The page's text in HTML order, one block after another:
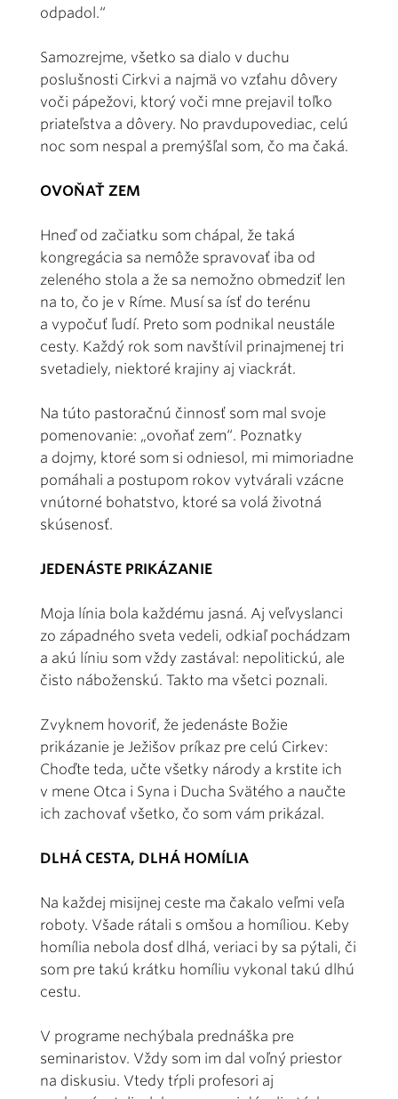
odpadol.“
Samozrejme, všetko sa dialo v duchu
poslušnosti Cirkvi a najmä vo vzťahu dôvery
voči pápežovi, ktorý voči mne prejavil toľko
priateľstva a dôvery. No pravdupovediac, celú
noc som nespal a premýšľal som, čo ma čaká.
OVOŇAŤ ZEM
Hneď od začiatku som chápal, že taká
kongregácia sa nemôže spravovať iba od
zeleného stola a že sa nemožno obmedziť len
na to, čo je v Ríme. Musí sa ísť do terénu
a vypočuť ľudí. Preto som podnikal neustále
cesty. Každý rok som navštívil prinajmenej tri
svetadiely, niektoré krajiny aj viackrát.
Na túto pastoračnú činnosť som mal svoje
pomenovanie: „ovoňať zem“. Poznatky
a dojmy, ktoré som si odniesol, mi mimoriadne
pomáhali a postupom rokov vytvárali vzácne
vnútorné bohatstvo, ktoré sa volá životná
skúsenosť.
JEDENÁSTE PRIKÁZANIE
Moja línia bola každému jasná. Aj veľvyslanci
zo západného sveta vedeli, odkiaľ pochádzam
a akú líniu som vždy zastával: nepolitickú, ale
čisto náboženskú. Takto ma všetci poznali.
Zvyknem hovoriť, že jedenáste Božie
prikázanie je Ježišov príkaz pre celú Cirkev:
Choďte teda, učte všetky národy a krstite ich
v mene Otca i Syna i Ducha Svätého a naučte
ich zachovať všetko, čo som vám prikázal.
DLHÁ CESTA, DLHÁ HOMÍLIA
Na každej misijnej ceste ma čakalo veľmi veľa
roboty. Všade rátali s omšou a homíliou. Keby
homília nebola dosť dlhá, veriaci by sa pýtali, či
som pre takú krátku homíliu vykonal takú dlhú
cestu.
V programe nechýbala prednáška pre
seminaristov. Vždy som im dal voľný priestor
na diskusiu. Vtedy tŕpli profesori aj